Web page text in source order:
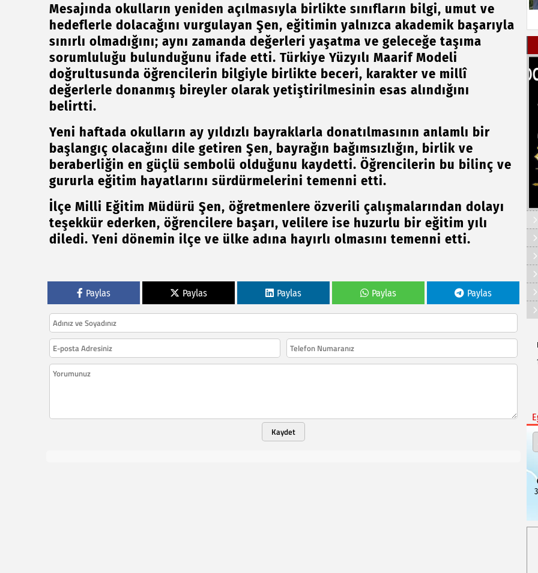
Mesajında okulların yeniden açılmasıyla birlikte sınıfların bilgi, umut ve
hedeflerle dolacağını vurgulayan Şen, eğitimin yalnızca akademik başarıyla
sınırlı olmadığını; aynı zamanda değerleri yaşatma ve geleceğe taşıma
sorumluluğu bulunduğunu ifade etti. Türkiye Yüzyılı Maarif Modeli
doğrultusunda öğrencilerin bilgiyle birlikte beceri, karakter ve millî
değerlerle donanmış bireyler olarak yetiştirilmesinin esas alındığını
belirtti.
Yeni haftada okulların ay yıldızlı bayraklarla donatılmasının anlamlı bir
başlangıç olacağını dile getiren Şen, bayrağın bağımsızlığın, birlik ve
beraberliğin en güçlü sembolü olduğunu kaydetti. Öğrencilerin bu bilinç ve
gururla eğitim hayatlarını sürdürmelerini temenni etti.
İlçe Milli Eğitim Müdürü Şen, öğretmenlere özverili çalışmalarından dolayı
teşekkür ederken, öğrencilere başarı, velilere ise huzurlu bir eğitim yılı
diledi. Yeni dönemin ilçe ve ülke adına hayırlı olmasını temenni etti.
Paylas Paylas Paylas Paylas Paylas
Kaydet